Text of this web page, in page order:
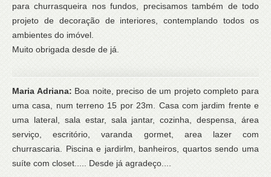
para churrasqueira nos fundos, precisamos também de todo
projeto de decoração de interiores, contemplando todos os
ambientes do imóvel.
Muito obrigada desde de já.
Maria Adriana: Boa noite, preciso de um projeto completo para
uma casa, num terreno 15 por 23m. Casa com jardim frente e
uma lateral, sala estar, sala jantar, cozinha, despensa, área
serviço, escritório, varanda gormet, area lazer com
churrascaria. Piscina e jardirlm, banheiros, quartos sendo uma
suíte com closet..... Desde já agradeço....